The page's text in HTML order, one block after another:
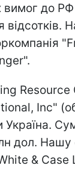
вимог до
відсотків.
Resource
Inc"
дол. Нашу
& Case